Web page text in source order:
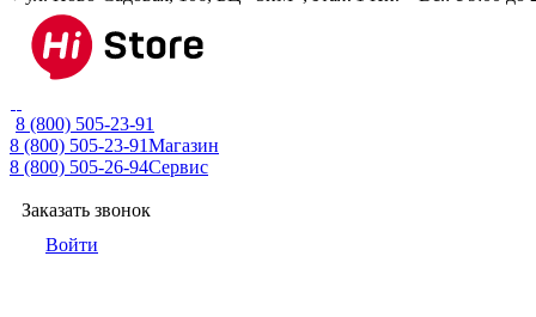
8 (800) 505-23-91
8 (800) 505-23-91Магазин
8 (800) 505-26-94Сервис
Заказать звонок
Войти